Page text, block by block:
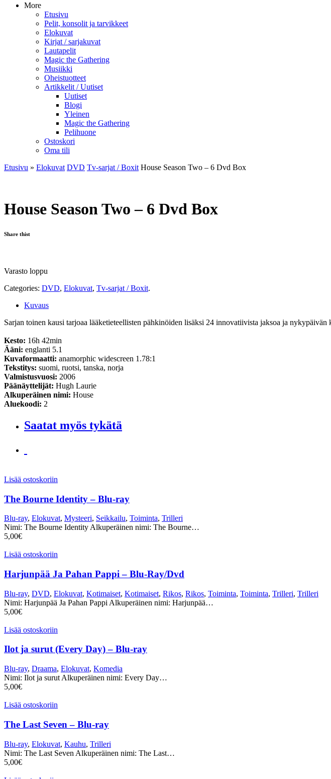
More
Etusivu
Pelit, konsolit ja tarvikkeet
Elokuvat
Kirjat / sarjakuvat
Lautapelit
Magic the Gathering
Musiikki
Oheistuotteet
Artikkelit / Uutiset
Uutiset
Blogi
Yleinen
Magic the Gathering
Pelihuone
Ostoskori
Oma tili
Etusivu » Elokuvat DVD Tv-sarjat / Boxit House Season Two – 6 Dvd Box
House Season Two – 6 Dvd Box
Share thist
Varasto loppu
Categories: DVD, Elokuvat, Tv-sarjat / Boxit.
Kuvaus
Sarjan toinen kausi tarjoaa lääketieteellisten pähkinöiden lisäksi 24 innovatiivista jaksoa ja
Kesto: 16h 42min
Ääni: englanti 5.1
Kuvaformaatti: anamorphic widescreen 1.78:1
Tekstitys: suomi, ruotsi, tanska, norja
Valmistusvuosi: 2006
Päänäyttelijät: Hugh Laurie
Alkuperäinen nimi: House
Aluekoodi: 2
Saatat myös tykätä
Lisää ostoskoriin
The Bourne Identity – Blu-ray
Blu-ray, Elokuvat, Mysteeri, Seikkailu, Toiminta, Trilleri
Nimi: The Bourne Identity Alkuperäinen nimi: The Bourne…
5,00€
Lisää ostoskoriin
Harjunpää Ja Pahan Pappi – Blu-Ray/Dvd
Blu-ray, DVD, Elokuvat, Kotimaiset, Kotimaiset, Rikos, Rikos, Toiminta, Toiminta, Trilleri, Trilleri
Nimi: Harjunpää Ja Pahan Pappi Alkuperäinen nimi: Harjunpää…
5,00€
Lisää ostoskoriin
Ilot ja surut (Every Day) – Blu-ray
Blu-ray, Draama, Elokuvat, Komedia
Nimi: Ilot ja surut Alkuperäinen nimi: Every Day…
5,00€
Lisää ostoskoriin
The Last Seven – Blu-ray
Blu-ray, Elokuvat, Kauhu, Trilleri
Nimi: The Last Seven Alkuperäinen nimi: The Last…
5,00€